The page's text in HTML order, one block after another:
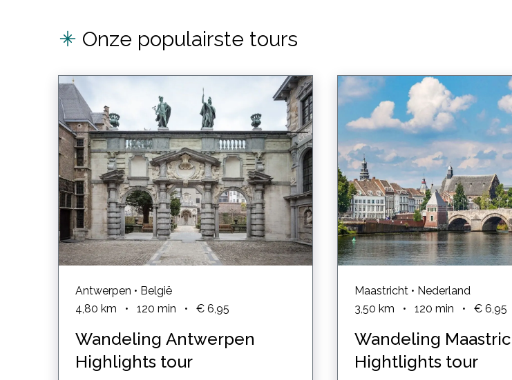
Onze populairste tours
Antwerpen • België
4,80 km • 120 min • € 6,95
Wandeling Antwerpen
Highlights tour
Maastricht • Nederland
3,50 km • 120 min • € 6,95
Wandeling
Hightlights tour